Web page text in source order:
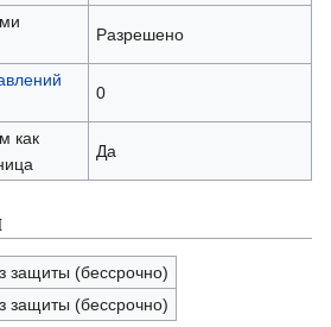
Разрешено
0
как
Да
защиты (бессрочно)
защиты (бессрочно)